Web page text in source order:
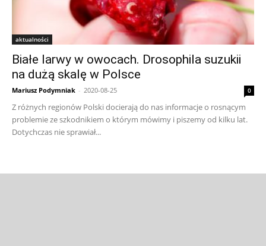
aktualności
Białe larwy w owocach. Drosophila suzukii
na dużą skalę w Polsce
Mariusz Podymniak - 2020-08-25 0
Z różnych regionów Polski docierają do nas informacje o rosnącym
problemie ze szkodnikiem o którym mówimy i piszemy od kilku lat.
Dotychczas nie sprawiał...